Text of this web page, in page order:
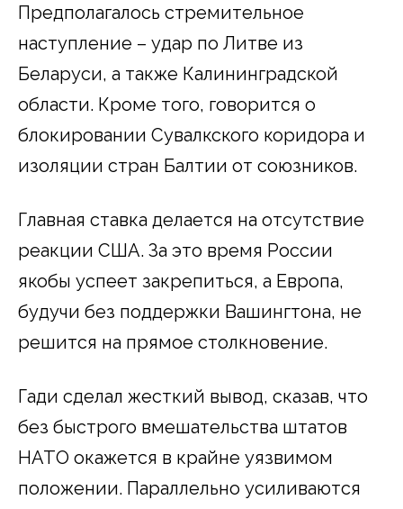
Предполагалось стремительное
наступление – удар по Литве из
Беларуси, а также Калининградской
области. Кроме того, говорится о
блокировании Сувалкского коридора и
изоляции стран Балтии от союзников.
Главная ставка делается на отсутствие
реакции США. За это время России
якобы успеет закрепиться, а Европа,
будучи без поддержки Вашингтона, не
решится на прямое столкновение.
Гади сделал жесткий вывод, сказав, что
без быстрого вмешательства штатов
НАТО окажется в крайне уязвимом
положении. Параллельно усиливаются